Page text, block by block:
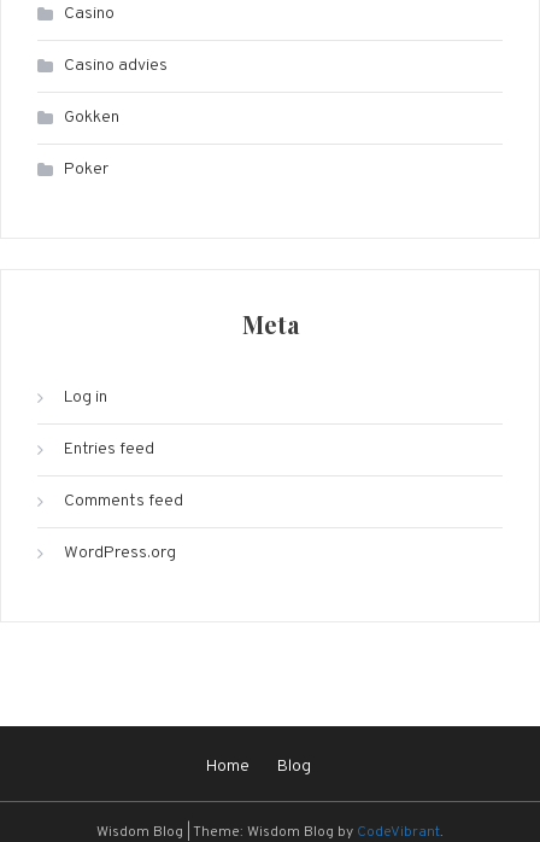
Casino
Casino advies
Gokken
Poker
Meta
Log in
Entries feed
Comments feed
WordPress.org
Home Blog
Wisdom Blog Theme: Wisdom Blog by CodeVibrant.